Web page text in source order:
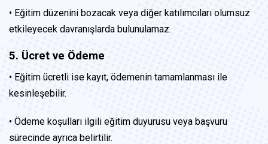
• Eğitim düzenini bozacak veya diğer katılımcıları olumsuz
etkileyecek davranışlarda bulunulamaz.
5. Ücret ve Ödeme
• Eğitim ücretli ise kayıt, ödemenin tamamlanması ile
kesinleşebilir.
• Ödeme koşulları ilgili eğitim duyurusu veya başvuru
sürecinde ayrıca belirtilir.